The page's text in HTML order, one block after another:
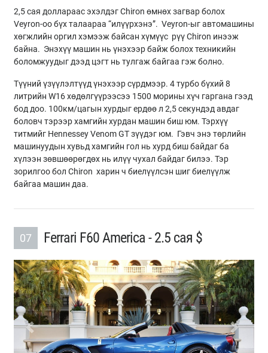
2,5 сая доллараас эхэлдэг Chiron өмнөх загвар болох
Veyron-оо бүх талаараа “илүүрхэнэ”. Veyron-ыг автомашины
хөгжлийн оргил хэмээж байсан хүмүүс рүү Chiron инээж
байна. Энэхүү машин нь үнэхээр байж болох техникийн
боломжуудыг дээд цэгт нь тулгаж байгаа гэж болно.
Түүний үзүүлэлтүүд үнэхээр сүрдмээр. 4 турбо бүхий 8
литрийн W16 хөдөлгүүрээсээ 1500 морины хүч гаргана гээд
бод доо. 100км/цагын хурдыг ердөө л 2,5 секундэд авдаг
боловч тэрээр хамгийн хурдан машин биш юм. Тэрхүү
титмийг Hennessey Venom GT зүүдэг юм. Гэвч энэ төрлийн
машинуудын хувьд хамгийн гол нь хурд биш байдаг ба
хүлээн зөвшөөрөгдөх нь илүү чухал байдаг билээ. Тэр
зорилгоо бол Chiron харин ч биелүүлсэн шиг биелүүлж
байгаа машин даа.
07 Ferrari F60 America - 2.5 сая $
Previous Next